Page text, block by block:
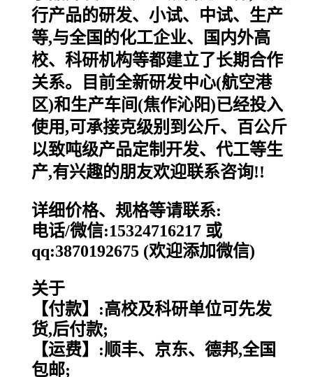
行产品的研发、小试、中试、生产
等,与全国的化工企业、国内外高
校、科研机构等都建立了长期合作
关系。目前全新研发中心(航空港
区)和生产车间(焦作沁阳)已经投入
使用,可承接克级别到公斤、百公斤
以致吨级产品定制开发、代工等生
产,有兴趣的朋友欢迎联系咨询!!
详细价格、规格等请联系:
电话/微信:15324716217 或
qq:3870192675 (欢迎添加微信)
关于
【付款】:高校及科研单位可先发
货,后付款;
【运费】:顺丰、京东、德邦,全国
包邮;